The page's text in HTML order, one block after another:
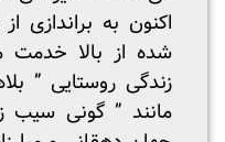
اکنون به براندازی
شده از بالا
زندگی روستایی ”
مانند ” گونی سیب